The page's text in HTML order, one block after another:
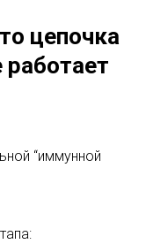
цепочка
работает
“иммунной